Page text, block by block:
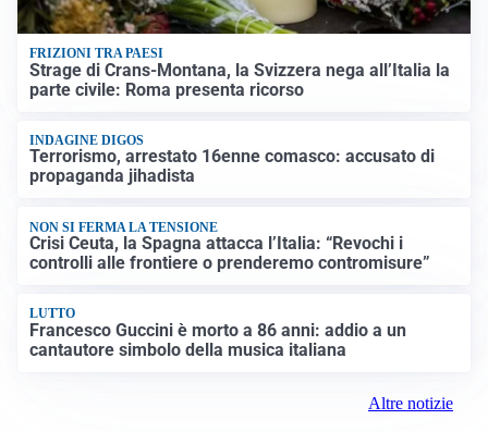
FRIZIONI TRA PAESI
Strage di Crans-Montana, la Svizzera nega all’Italia la
parte civile: Roma presenta ricorso
INDAGINE DIGOS
Terrorismo, arrestato 16enne comasco: accusato di
propaganda jihadista
NON SI FERMA LA TENSIONE
Crisi Ceuta, la Spagna attacca l’Italia: “Revochi i
controlli alle frontiere o prenderemo contromisure”
LUTTO
Francesco Guccini è morto a 86 anni: addio a un
cantautore simbolo della musica italiana
Altre notizie